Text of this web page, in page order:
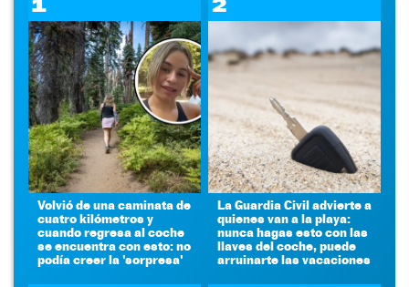
1
Volvió de una caminata de
cuatro kilómetros y
cuando regresa al coche
se encuentra con esto: no
podía creer la 'sorpresa'
2
La Guardia Civil advierte a
quienes van a la playa:
nunca hagas esto con las
llaves del coche, puede
arruinarte las vacaciones